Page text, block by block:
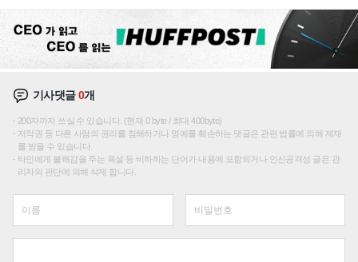
기사댓글0개
200자까지 쓰실 수 있습니다. (현재 0 byte / 최대 400byte)
저작권 등 다른 사람의 권리를 침해하거나 명예를 훼손하는 댓글은 관련 법률에 의해 제재
를 받을 수 있습니다.
타인에게 불쾌감을 주는 욕설 등 비하하는 단어가 내용에 포함되거나 인신공격성 글은 관
리자의 판단에 의해 삭제 합니다.